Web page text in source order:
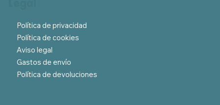
Política de privacidad
Política de cookies
Aviso legal
Gastos de envío
Política de devoluciones